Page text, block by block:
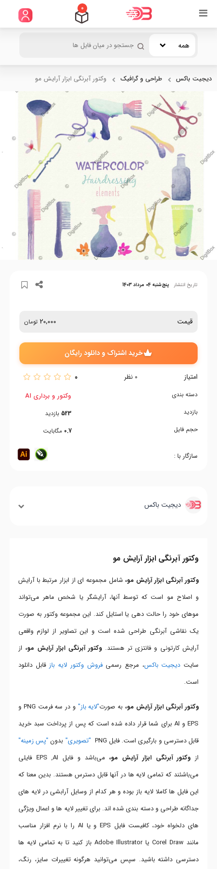
0
همه
دیجیت باکس طراحی و گرافیک وکتور آبرنگی ابزار آرایش مو
تاریخ انتشار پنج‌شنبه 04 مرداد 1403
قیمت 20,000 تومان
خرید اشتراک و دانلود رایگان
امتیاز 0 نظر 0
دسته بندی
بازدید
حجم فایل
وکتور و برداری AI
523 بازدید
0.7 مگابایت
سازگار با :
دیجیت باکس
وکتور آبرنگی ابزار آرایش مو
وکتور آبرنگی ابزار آرایش مو، شامل مجموعه ای از ابزار مرتبط با آرایش
و اصلاح مو است که توسط آنها، آرایشگر یا شخص ماهر می‌تواند
موهای خود را حالت دهی یا استایل کند. این مجموعه وکتور به صورت
یک نقاشی آبرنگی طراحی شده است و این تصاویر از لوازم واقعی
آرایش کارتونی و فانتزی تر هستند.وکتور آبرنگی ابزار آرایش مو، از
سایت دیجیت باکس، مرجع رسمیفروش وکتور لایه بازقابل دانلود
است.
وکتور آبرنگی ابزار آرایش مو، به صورت"لایه باز"
و در سه فرمت PNG و
EPS و AI برای شما قرار داده شده است که پس از پرداخت سبد خرید
قابل دسترسی و بارگیری است. فایل PNG
"تصویری" بدون "پس زمینه"
ازوکتور آبرنگی ابزار آرایش مو،
می‌باشد و فایل EPS ,AI فایلی
می‌باشئند که تمامی لایه ها در آنها قابل دسترس هستند. بدین معنا که
این فایل ها کاملا لایه باز بوده و هر کدام از وسایل آرابشی در لایه های
جداگانه طراحی و دسته بندی شده اند. برای تغییر لایه ها و اعمال ویژگی
های دلخواه خود، کافیست فایل EPS و یا AI را با نرم افزار مناسب
مانند Corel Draw یا Adobe Illustrator باز کنید تا به تمامی لایه ها
دسترسی داشته باشید. سپس می‌توانید هرگونه تغییرات سایز، رنگ،